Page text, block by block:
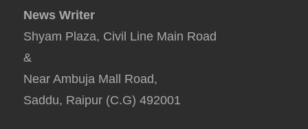
News Writer
Shyam Plaza, Civil Line Main Road
&
Near Ambuja Mall Road,
Saddu, Raipur (C.G) 492001